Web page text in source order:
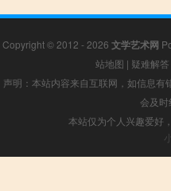
Copyright © 2012 - 2026 文学艺术网
站地图 | 疑难解答
声明：本站内容来自互联网，如信息
会及
本站仅为个人兴趣爱好